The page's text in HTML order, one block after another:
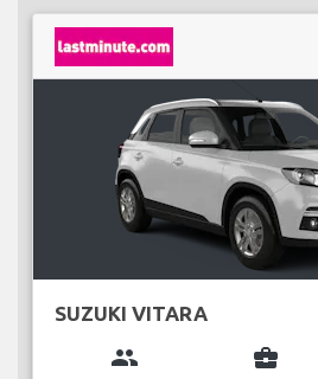
SUZUKI VITARA
group business_center